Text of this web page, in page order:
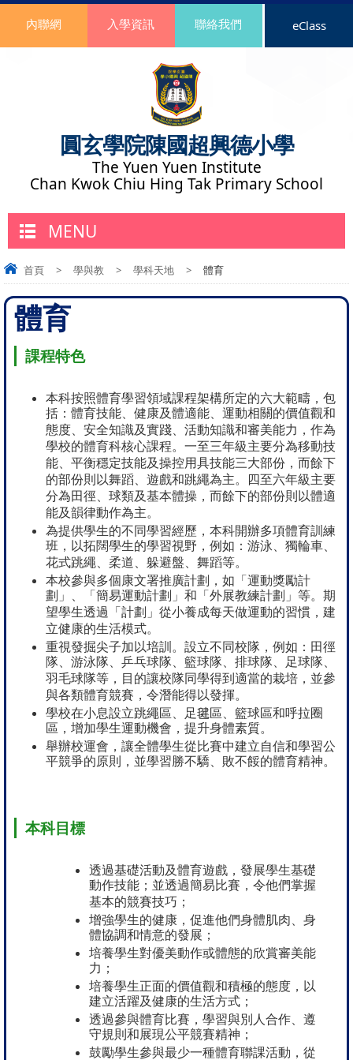
圓玄學院陳國超興德小學
The Yuen Yuen Institute
Chan Kwok Chiu Hing Tak Primary School
內聯網 入學資訊 聯絡我們 eClass
MENU
首頁 > 學與教 > 學科天地 > 體育
體育
課程特色
本科按照體育學習領域課程架構所定的六大範疇，包
括：體育技能、健康及體適能、運動相關的價值觀和
態度、安全知識及實踐、活動知識和審美能力，作為
學校的體育科核心課程。一至三年級主要分為移動技
能、平衡穩定技能及操控用具技能三大部份，而餘下
的部份則以舞蹈、遊戲和跳繩為主。四至六年級主要
分為田徑、球類及基本體操，而餘下的部份則以體適
能及韻律動作為主。
為提供學生的不同學習經歷，本科開辦多項體育訓練
班，以拓闊學生的學習視野，例如：游泳、獨輪車、
花式跳繩、柔道、躲避盤、舞蹈等。
本校參與多個康文署推廣計劃，如「運動獎勵計
劃」、「簡易運動計劃」和「外展教練計劃」等。期
望學生透過「計劃」從小養成每天做運動的習慣，建
立健康的生活模式。
重視發掘尖子加以培訓。設立不同校隊，例如：田徑
隊、游泳隊、乒乓球隊、籃球隊、排球隊、足球隊、
羽毛球隊等，目的讓校隊同學得到適當的栽培，並參
與各類體育競賽，令潛能得以發揮。
學校在小息設立跳繩區、足毽區、籃球區和呼拉圈
區，增加學生運動機會，提升身體素質。
舉辦校運會，讓全體學生從比賽中建立自信和學習公
平競爭的原則，並學習勝不驕、敗不餒的體育精神。
本科目標
透過基礎活動及體育遊戲，發展學生基礎
動作技能；並透過簡易比賽，令他們掌握
基本的競賽技巧；
增強學生的健康，促進他們身體肌肉、身
體協調和情意的發展；
培養學生對優美動作或體態的欣賞審美能
力；
培養學生正面的價值觀和積極的態度，以
建立活躍及健康的生活方式；
透過參與體育比賽，學習與別人合作、遵
守規則和展現公平競賽精神；
鼓勵學生參與最少一種體育聯課活動，從